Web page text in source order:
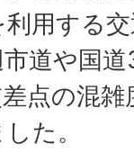
用する
道や国
点の混
た。